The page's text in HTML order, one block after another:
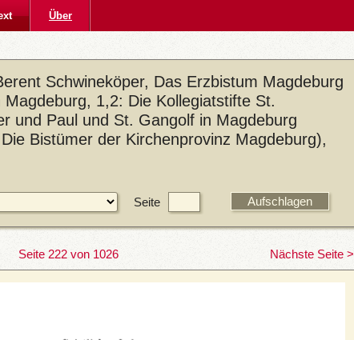
Über
Schwineköper, Das Erzbistum Magdeburg
1,2: Die Kollegiatstifte St.
und Paul und St. Gangolf in Magdeburg
Bistümer der Kirchenprovinz Magdeburg),
Seite
Seite 222 von 1026 Nächste Seite >